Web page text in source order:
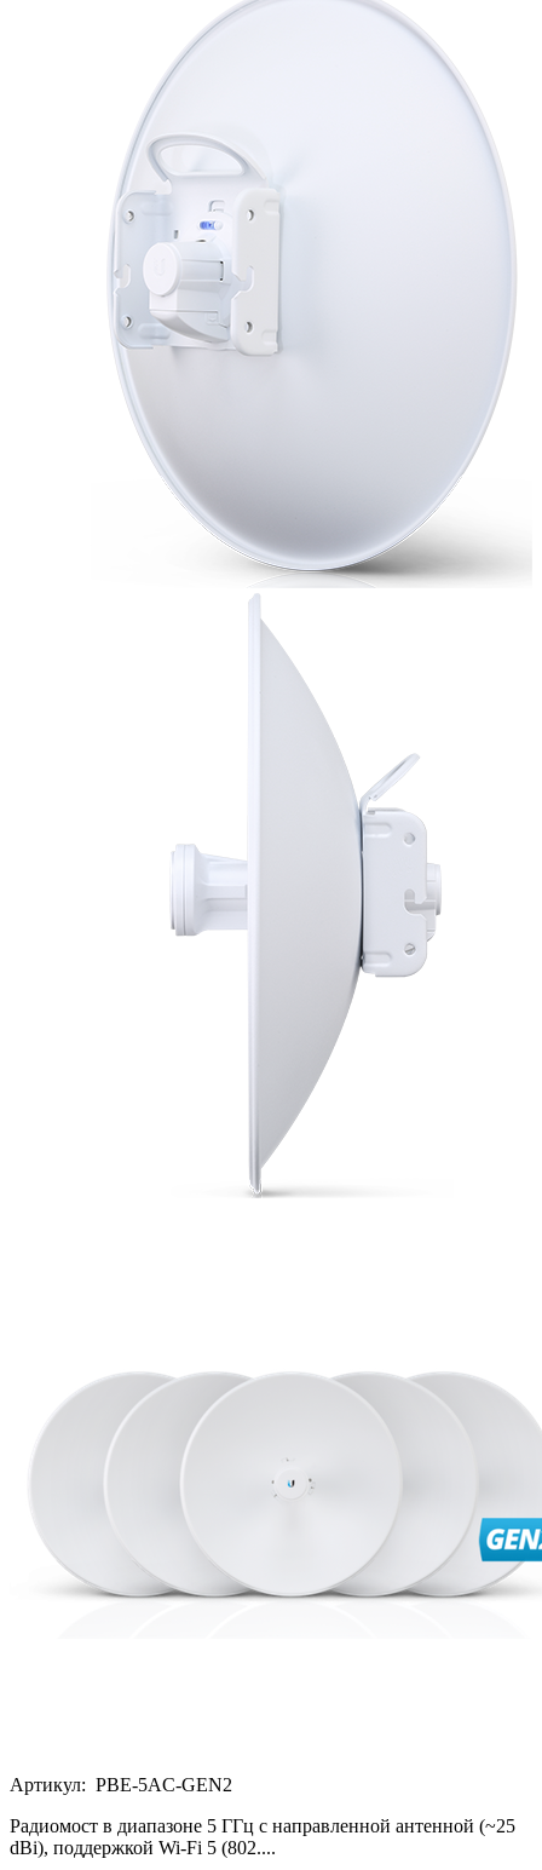
Артикул: PBE-5AC-GEN2
Радиомост в диапазоне 5 ГГц с направленной антенной (~25
dBi), поддержкой Wi-Fi 5 (802....